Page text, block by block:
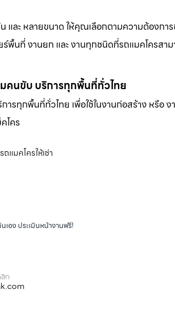
และ หลายขนาด ให้คุณเลือกตามความต้องกา
พื้นที่ งานยก และ งานทุกชนิดที่รถแมคโครสาม
มคนขับ บริการทุกพื้นที่ทั่วไทย
รทุกพื้นที่ทั่วไทย เพื่อใช้ในงานก่อสร้าง หรือ
โคร
รถแมคโครให้เช่า
อง ประเมินหน้างานฟรี!
ก